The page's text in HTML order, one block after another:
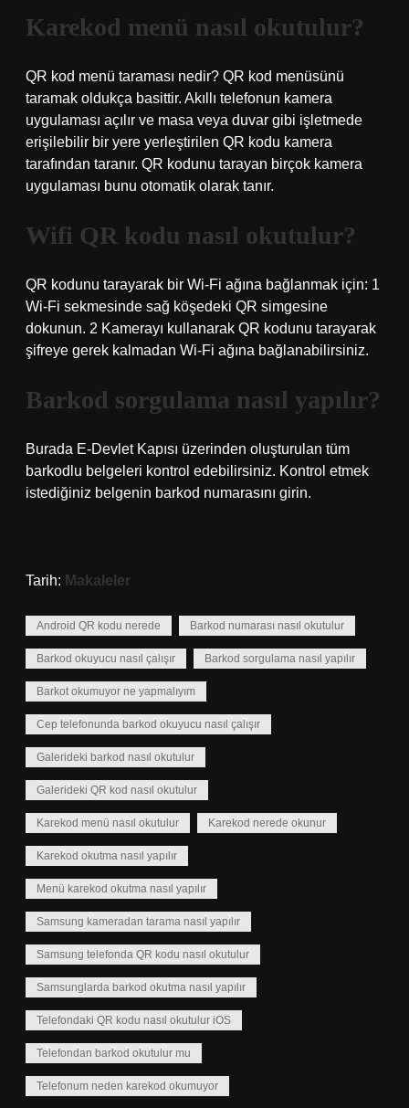
Karekod menü nasıl okutulur?
QR kod menü taraması nedir? QR kod menüsünü
taramak oldukça basittir. Akıllı telefonun kamera
uygulaması açılır ve masa veya duvar gibi işletmede
erişilebilir bir yere yerleştirilen QR kodu kamera
tarafından taranır. QR kodunu tarayan birçok kamera
uygulaması bunu otomatik olarak tanır.
Wifi QR kodu nasıl okutulur?
QR kodunu tarayarak bir Wi-Fi ağına bağlanmak için: 1
Wi-Fi sekmesinde sağ köşedeki QR simgesine
dokunun. 2 Kamerayı kullanarak QR kodunu tarayarak
şifreye gerek kalmadan Wi-Fi ağına bağlanabilirsiniz.
Barkod sorgulama nasıl yapılır?
Burada E-Devlet Kapısı üzerinden oluşturulan tüm
barkodlu belgeleri kontrol edebilirsiniz. Kontrol etmek
istediğiniz belgenin barkod numarasını girin.
Tarih: Makaleler
Android QR kodu nerede Barkod numarası nasıl okutulur
Barkod okuyucu nasıl çalışır Barkod sorgulama nasıl yapılır
Barkot okumuyor ne yapmalıyım
Cep telefonunda barkod okuyucu nasıl çalışır
Galerideki barkod nasıl okutulur
Galerideki QR kod nasıl okutulur
Karekod menü nasıl okutulur Karekod nerede okunur
Karekod okutma nasıl yapılır
Menü karekod okutma nasıl yapılır
Samsung kameradan tarama nasıl yapılır
Samsung telefonda QR kodu nasıl okutulur
Samsunglarda barkod okutma nasıl yapılır
Telefondaki QR kodu nasıl okutulur iOS
Telefondan barkod okutulur mu
Telefonum neden karekod okumuyor